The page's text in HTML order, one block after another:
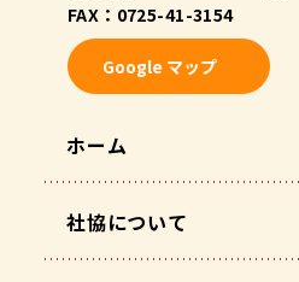
FAX：0725-41-3154
Google マップ
ホーム
社協について